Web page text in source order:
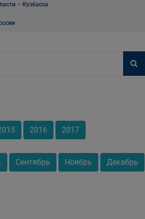
– Кузбасса
2016 2017
Сентябрь Ноябрь Декабрь